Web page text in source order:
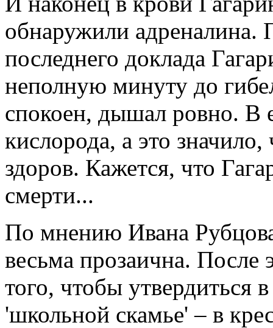
обнаружили адреналина.
последнего доклада
неполную минуту до
спокоен, дышал ровно. В
кислорода, а это
здоров. Кажется, что
смерти...
По мнению Ивана
весьма прозаична. После
того, чтобы утвердиться
'школьной скамье' – в